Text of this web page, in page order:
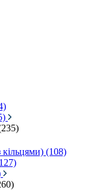
кільцями) (108)